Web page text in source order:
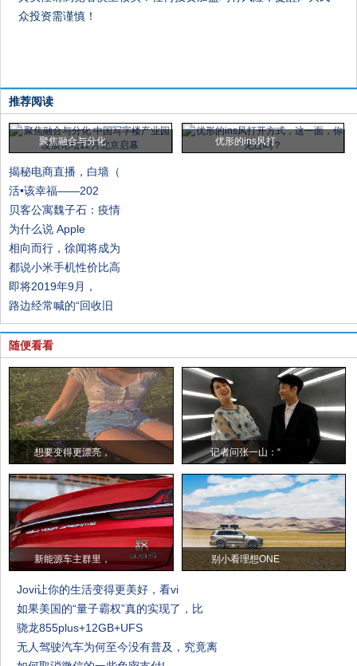
众投资需谨慎！
推荐阅读
聚焦融合与分化 优形的ins风打
揭秘电商直播，白墙（
活•该幸福——202
贝客公寓魏子石：疫情
为什么说 Apple
相向而行，徐闻将成为
都说小米手机性价比高
即将2019年9月，
路边经常喊的“回收旧
随便看看
想要变得更漂亮， 记者问张一山：“
新能源车主群里， 别小看理想ONE
Jovi让你的生活变得更美好，看vi
如果美国的“量子霸权”真的实现了，比
骁龙855plus+12GB+UFS
无人驾驶汽车为何至今没有普及，究竟离